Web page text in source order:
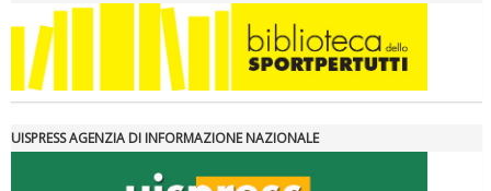
UISPRESS AGENZIA DI INFORMAZIONE NAZIONALE